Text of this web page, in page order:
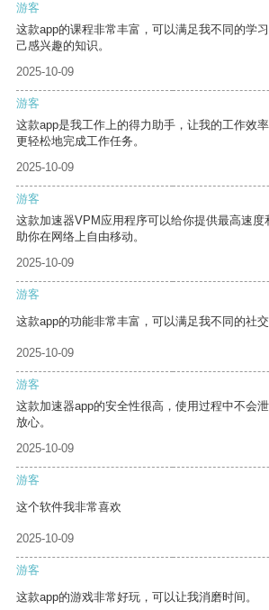
游客
这款app的课程非常丰富，可以满足我不同的学
己感兴趣的知识。
2025-10-09
游客
这款app是我工作上的得力助手，让我的工作效
更轻松地完成工作任务。
2025-10-09
游客
这款加速器VPM应用程序可以给你提供最高速度
助你在网络上自由移动。
2025-10-09
游客
这款app的功能非常丰富，可以满足我不同的社交
2025-10-09
游客
这款加速器app的安全性很高，使用过程中不会
放心。
2025-10-09
游客
这个软件我非常喜欢
2025-10-09
游客
这款app的游戏非常好玩，可以让我消磨时间。